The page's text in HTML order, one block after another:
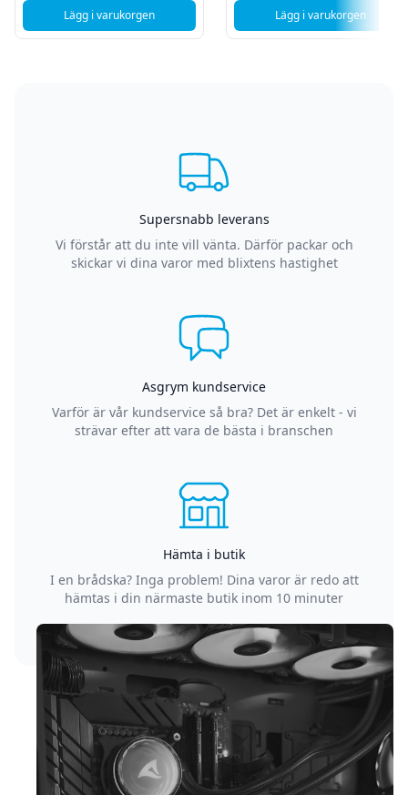
Lägg i varukorgen, Gigabyte B850 EAGLE ICE Lägg i varukorgen
, Gigabyte MK
Supersnabb leverans
Vi förstår att du inte vill vänta. Därför packar och
skickar vi dina varor med blixtens hastighet
Asgrym kundservice
Varför är vår kundservice så bra? Det är enkelt - vi
strävar efter att vara de bästa i branschen
Hämta i butik
I en brådska? Inga problem! Dina varor är redo att
hämtas i din närmaste butik inom 10 minuter